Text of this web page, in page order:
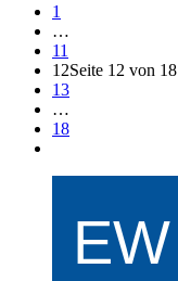
1
…
11
12Seite 12 von 18
13
…
18